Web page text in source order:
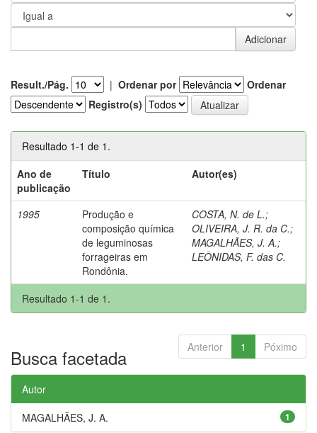
Result./Pág. | Ordenar por
Ordenar
Registro(s)
Resultado 1-1 de 1.
Ano de
publicação
Título Autor(es)
1995
Produção e
composição química
de leguminosas
forrageiras em
Rondônia.
COSTA, N. de L.;
OLIVEIRA, J. R. da C.;
MAGALHÃES, J. A.;
LEÔNIDAS, F. das C.
Resultado 1-1 de 1.
Anterior 1 Póximo
Busca facetada
Autor
1
MAGALHÃES, J. A.